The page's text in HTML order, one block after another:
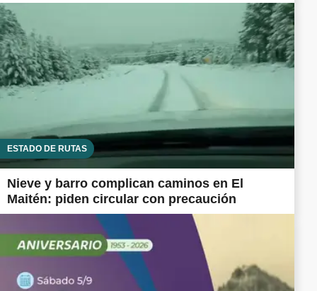
ESTADO DE RUTAS
Nieve y barro complican caminos en El
Maitén: piden circular con precaución